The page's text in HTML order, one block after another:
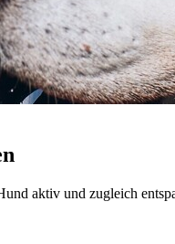
aktiv und zugleich